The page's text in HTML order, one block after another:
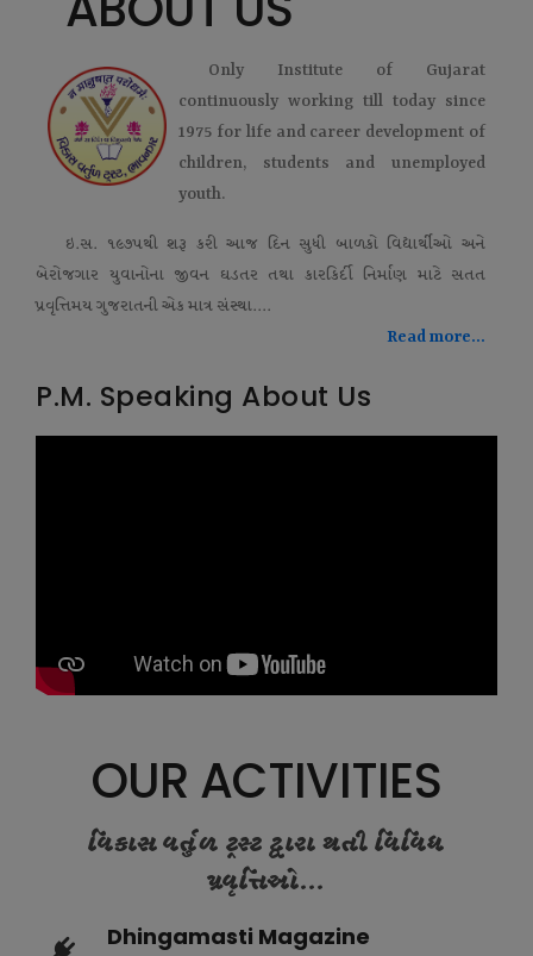
Only Institute of Gujarat
continuously working till today since
1975 for life and career development of
children, students and unemployed
youth.
ઇ.સ. ૧૯૭૫થી શરૂ કરી આજ દિન સુધી બાળકો વિદ્યાર્થીઓ અને
બેરોજગાર યુવાનોના જીવન ઘડતર તથા કારકિર્દી નિર્માણ માટે સતત
પ્રવૃત્તિમય ગુજરાતની એક માત્ર સંસ્થા....
Read more...
P.M. Speaking About Us
OUR ACTIVITIES
વિકાસ વર્તુળ ટ્રસ્ટ દ્વારા થતી વિવિધ
પ્રવૃત્તિઓ...
Dhingamasti Magazine